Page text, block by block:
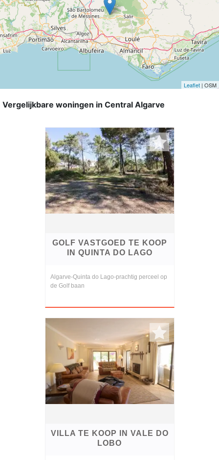
Leaflet | OSM
Vergelijkbare woningen in Central Algarve
GOLF VASTGOED TE KOOP
IN QUINTA DO LAGO
Algarve-Quinta do Lago-prachtig perceel op
de Golf baan
VILLA TE KOOP IN VALE DO
LOBO